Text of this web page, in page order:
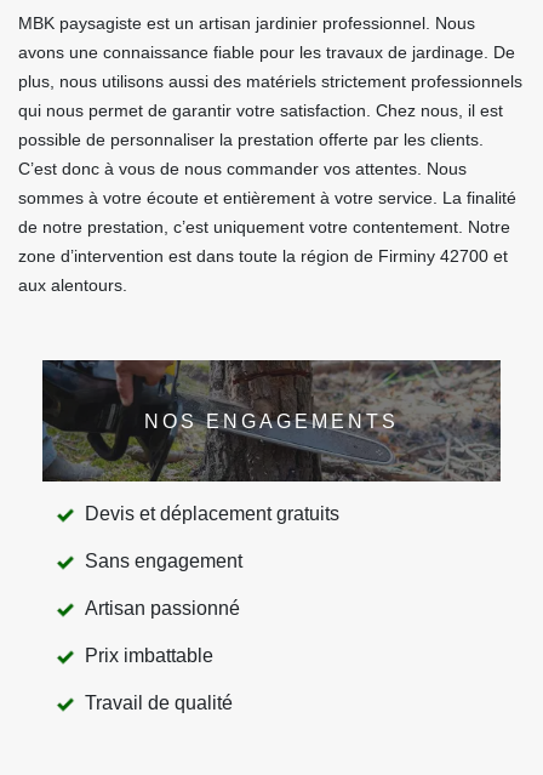
MBK paysagiste est un artisan jardinier professionnel. Nous
avons une connaissance fiable pour les travaux de jardinage. De
plus, nous utilisons aussi des matériels strictement professionnels
qui nous permet de garantir votre satisfaction. Chez nous, il est
possible de personnaliser la prestation offerte par les clients.
C’est donc à vous de nous commander vos attentes. Nous
sommes à votre écoute et entièrement à votre service. La finalité
de notre prestation, c’est uniquement votre contentement. Notre
zone d’intervention est dans toute la région de Firminy 42700 et
aux alentours.
NOS ENGAGEMENTS
Devis et déplacement gratuits
Sans engagement
Artisan passionné
Prix imbattable
Travail de qualité